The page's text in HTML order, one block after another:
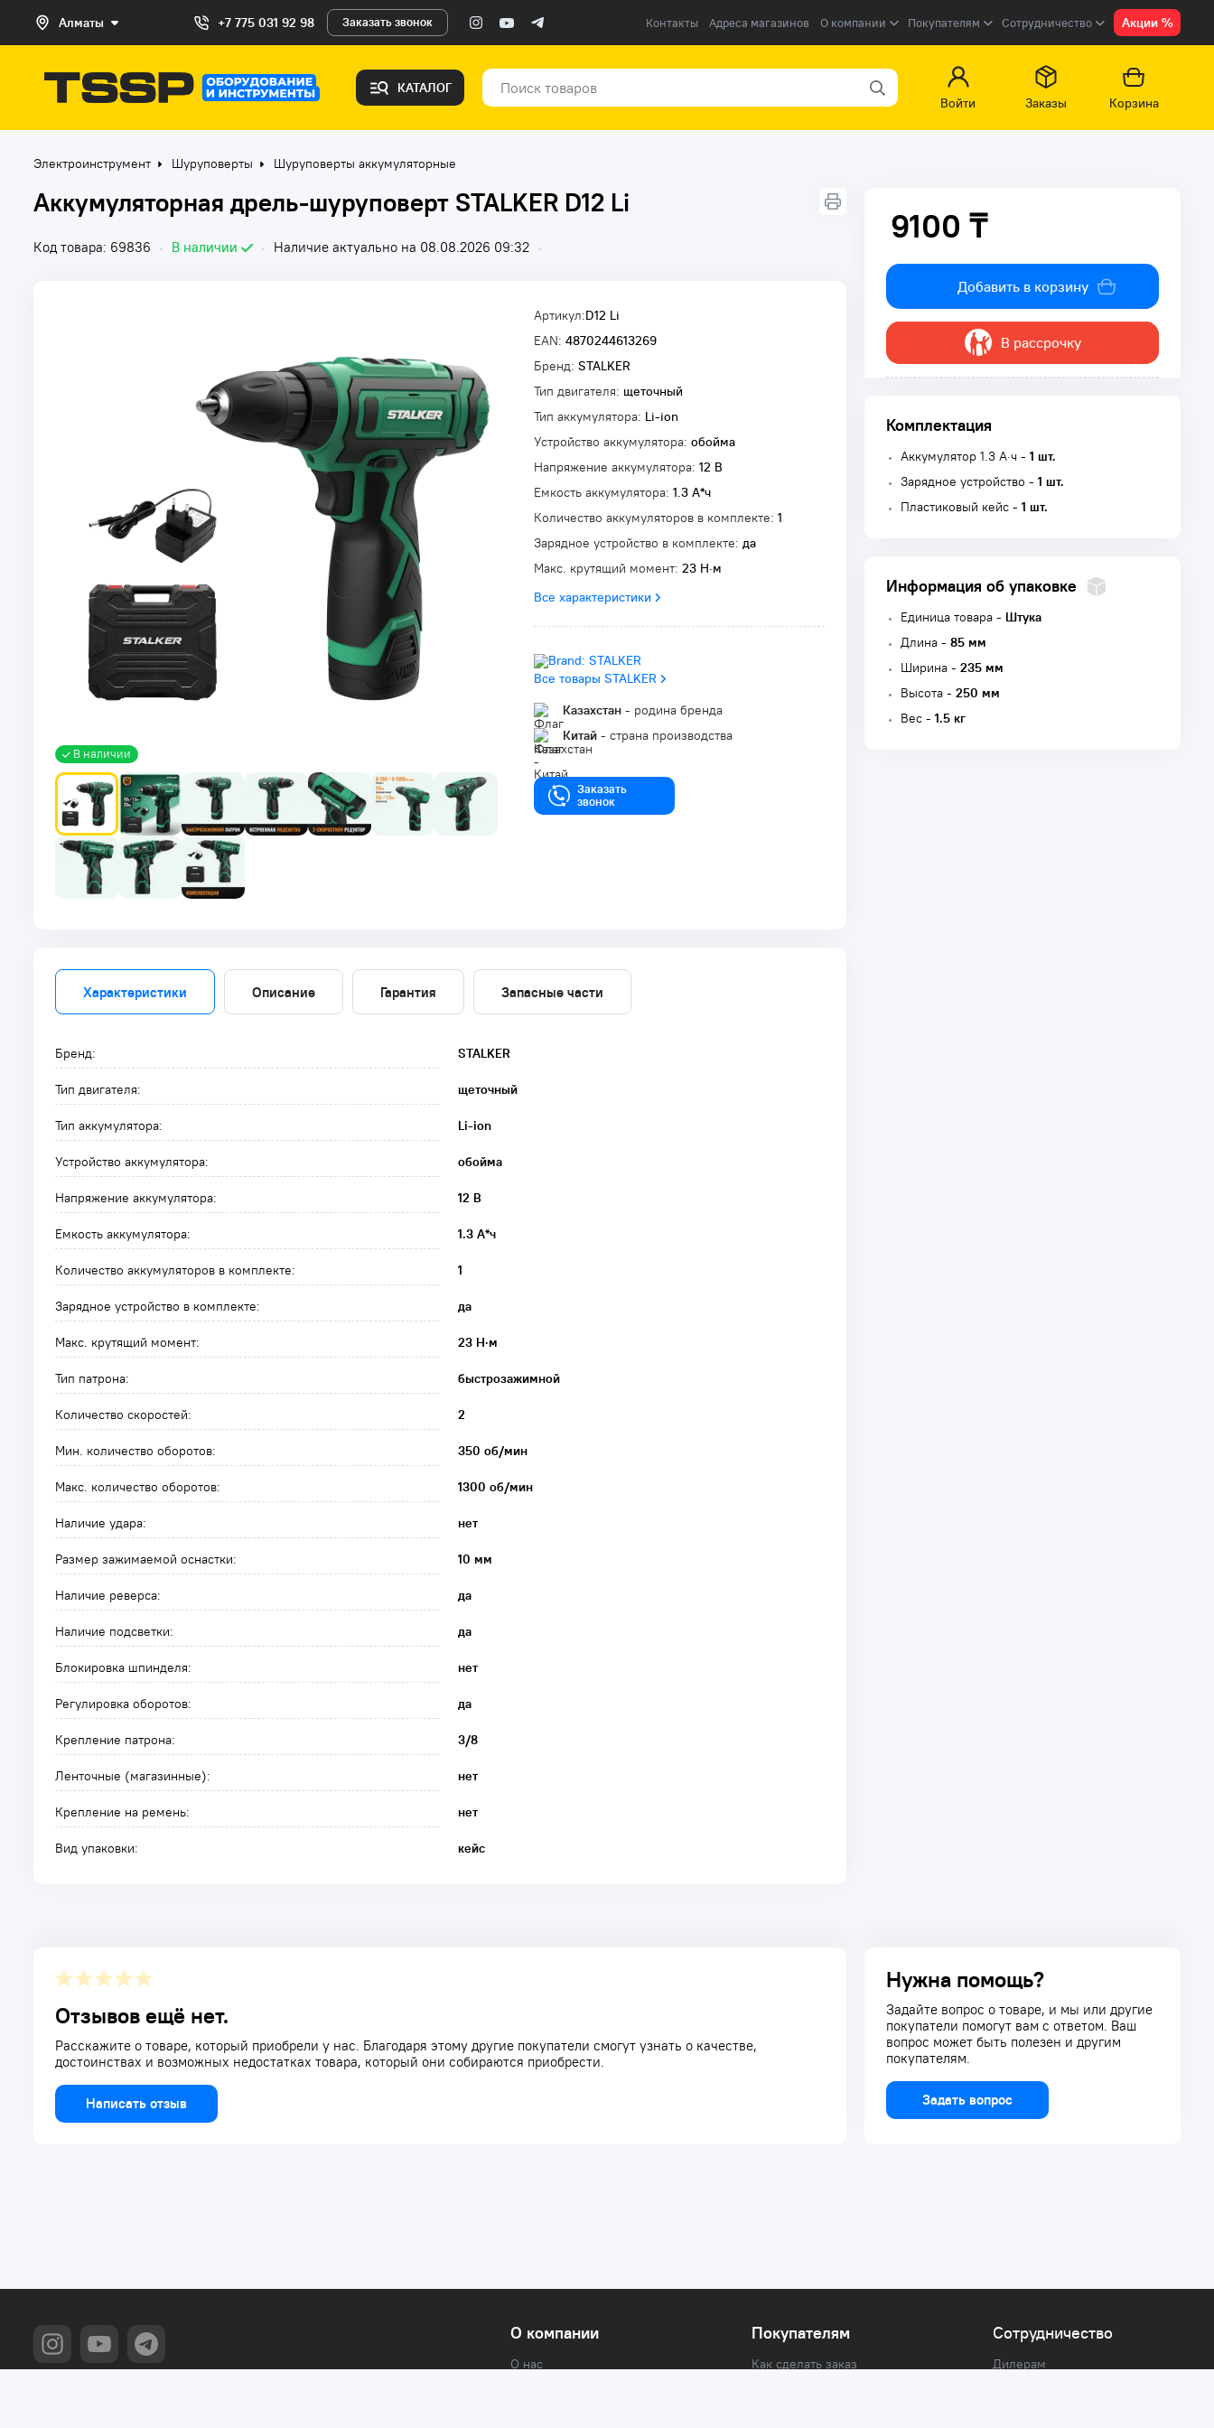
Алматы +7 775 031 92 98 Заказать звонок Контакты Адреса магазинов О компании Покупателям Сотрудничество Акции %
КАТАЛОГ
Войти
Заказы Корзина
Электроинструмент Шуруповерты Шуруповерты аккумуляторные
Аккумуляторная дрель-шуруповерт STALKER D12 Li
Код товара: 69836 • В наличии • Наличие актуально на 08.08.2026 09:32 •
В наличии
Артикул:D12 Li
EAN: 4870244613269
Бренд: STALKER
Тип двигателя: щеточный
Тип аккумулятора: Li-ion
Устройство аккумулятора: обойма
Напряжение аккумулятора: 12 В
Емкость аккумулятора: 1.3 А*ч
Количество аккумуляторов в комплекте: 1
Зарядное устройство в комплекте: да
Макс. крутящий момент: 23 Н·м
Все характеристики
Все товары STALKER
Казахстан - родина бренда
Китай - страна производства
Заказать
звонок
9100 ₸
9100 ₸
Добавить в корзину
В рассрочку
Комплектация
Аккумулятор 1.3 А·ч - 1 шт.
Зарядное устройство - 1 шт.
Пластиковый кейс - 1 шт.
Информация об упаковке
Единица товара - Штука
Длина - 85 мм
Ширина - 235 мм
Высота - 250 мм
Вес - 1.5 кг
Характеристики Описание Гарантия Запасные части
Бренд: STALKER
Тип двигателя: щеточный
Тип аккумулятора: Li-ion
Устройство аккумулятора: обойма
Напряжение аккумулятора: 12 В
Емкость аккумулятора: 1.3 А*ч
Количество аккумуляторов в комплекте: 1
Зарядное устройство в комплекте: да
Макс. крутящий момент: 23 Н·м
Тип патрона: быстрозажимной
Количество скоростей: 2
Мин. количество оборотов: 350 об/мин
Макс. количество оборотов: 1300 об/мин
Наличие удара: нет
Размер зажимаемой оснастки: 10 мм
Наличие реверса: да
Наличие подсветки: да
Блокировка шпинделя: нет
Регулировка оборотов: да
Крепление патрона: 3/8
Ленточные (магазинные): нет
Крепление на ремень: нет
Вид упаковки: кейс
Отзывов ещё нет.
Расскажите о товаре, который приобрели у нас. Благодаря этому другие покупатели смогут узнать о качестве,
достоинствах и возможных недостатках товара, который они собираются приобрести.
Написать отзыв
Нужна помощь?
Задайте вопрос о товаре, и мы или другие
покупатели помогут вам с ответом. Ваш
вопрос может быть полезен и другим
покупателям.
Задать вопрос
О компании
О нас
Покупателям
Как сделать заказ
Сотрудничество
Дилерам